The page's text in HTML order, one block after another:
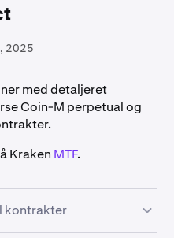
2025
med detaljeret
Coin-M perpetual og
Kraken MTF.
kontrakter